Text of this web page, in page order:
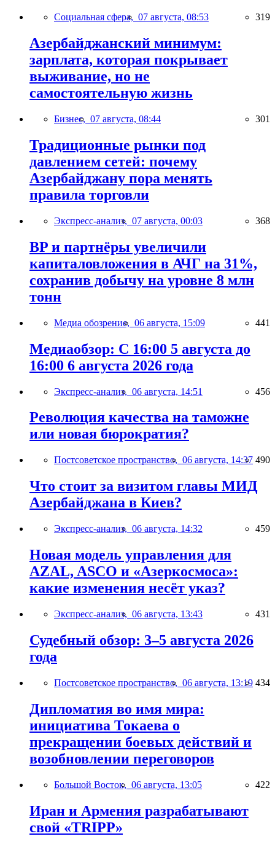
Социальная сфера, 07 августа, 08:53 319
Азербайджанский минимум:
зарплата, которая покрывает
выживание, но не
самостоятельную жизнь
Бизнес, 07 августа, 08:44 301
Традиционные рынки под
давлением сетей: почему
Азербайджану пора менять
правила торговли
Экспресс-анализ, 07 августа, 00:03 368
BP и партнёры увеличили
капиталовложения в АЧГ на 31%,
сохранив добычу на уровне 8 млн
тонн
Медиа обозрение, 06 августа, 15:09 441
Медиаобзор: С 16:00 5 августа до
16:00 6 августа 2026 года
Экспресс-анализ, 06 августа, 14:51 456
Революция качества на таможне
или новая бюрократия?
Постсоветское пространство, 06 августа, 14:37 490
Что стоит за визитом главы МИД
Азербайджана в Киев?
Экспресс-анализ, 06 августа, 14:32 459
Новая модель управления для
AZAL, ASCO и «Азеркосмоса»:
какие изменения несёт указ?
Экспресс-анализ, 06 августа, 13:43 431
Судебный обзор: 3–5 августа 2026
года
Постсоветское пространство, 06 августа, 13:19 434
Дипломатия во имя мира:
инициатива Токаева о
прекращении боевых действий и
возобновлении переговоров
Большой Восток, 06 августа, 13:05 422
Иран и Армения разрабатывают
свой «TRIPP»